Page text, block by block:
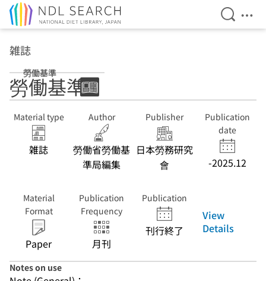
Open
雑誌
勞働基準
勞働基準
Material type
雑誌
Author
勞働省勞働基
準局編集
Publisher
日本勞務研究
會
Publication
date
-2025.12
Material
Format
Paper
Publication
Frequency
月刊
Publication
刊行終了
View
Details
Notes on use